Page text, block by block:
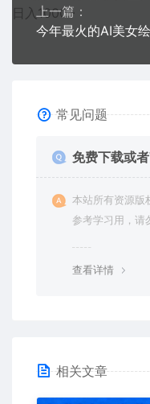
上一篇：
常见问题
免费下载或
本站所有资源版
参考学习用，请
查看详情
相关文章